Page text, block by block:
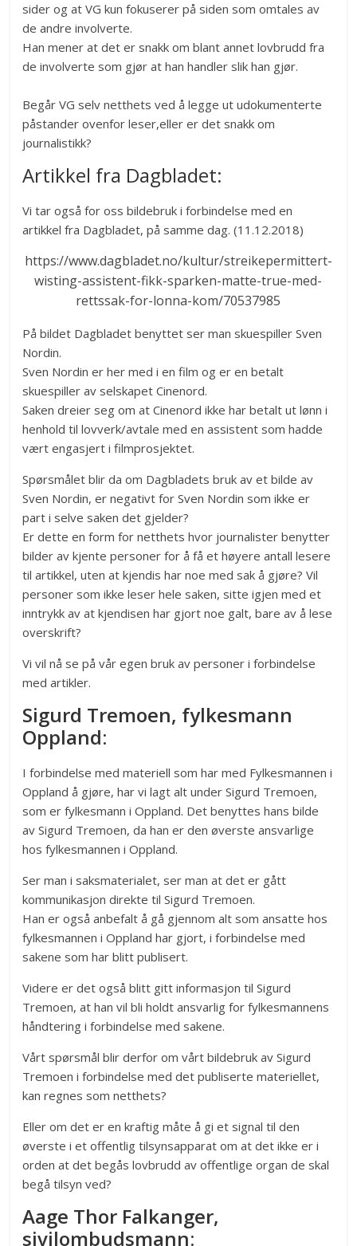
sider og at VG kun fokuserer på siden som omtales av
de andre involverte.
Han mener at det er snakk om blant annet lovbrudd fra
de involverte som gjør at han handler slik han gjør.
Begår VG selv netthets ved å legge ut udokumenterte
påstander ovenfor leser,eller er det snakk om
journalistikk?
Artikkel fra Dagbladet:
Vi tar også for oss bildebruk i forbindelse med en
artikkel fra Dagbladet, på samme dag. (11.12.2018)
https://www.dagbladet.no/kultur/streikepermittert-
wisting-assistent-fikk-sparken-matte-true-med-
rettssak-for-lonna-kom/70537985
På bildet Dagbladet benyttet ser man skuespiller Sven
Nordin.
Sven Nordin er her med i en film og er en betalt
skuespiller av selskapet Cinenord.
Saken dreier seg om at Cinenord ikke har betalt ut lønn i
henhold til lovverk/avtale med en assistent som hadde
vært engasjert i filmprosjektet.
Spørsmålet blir da om Dagbladets bruk av et bilde av
Sven Nordin, er negativt for Sven Nordin som ikke er
part i selve saken det gjelder?
Er dette en form for netthets hvor journalister benytter
bilder av kjente personer for å få et høyere antall lesere
til artikkel, uten at kjendis har noe med sak å gjøre? Vil
personer som ikke leser hele saken, sitte igjen med et
inntrykk av at kjendisen har gjort noe galt, bare av å lese
overskrift?
Vi vil nå se på vår egen bruk av personer i forbindelse
med artikler.
Sigurd Tremoen, fylkesmann
Oppland:
I forbindelse med materiell som har med Fylkesmannen i
Oppland å gjøre, har vi lagt alt under Sigurd Tremoen,
som er fylkesmann i Oppland. Det benyttes hans bilde
av Sigurd Tremoen, da han er den øverste ansvarlige
hos fylkesmannen i Oppland.
Ser man i saksmaterialet, ser man at det er gått
kommunikasjon direkte til Sigurd Tremoen.
Han er også anbefalt å gå gjennom alt som ansatte hos
fylkesmannen i Oppland har gjort, i forbindelse med
sakene som har blitt publisert.
Videre er det også blitt gitt informasjon til Sigurd
Tremoen, at han vil bli holdt ansvarlig for fylkesmannens
håndtering i forbindelse med sakene.
Vårt spørsmål blir derfor om vårt bildebruk av Sigurd
Tremoen i forbindelse med det publiserte materiellet,
kan regnes som netthets?
Eller om det er en kraftig måte å gi et signal til den
øverste i et offentlig tilsynsapparat om at det ikke er i
orden at det begås lovbrudd av offentlige organ de skal
begå tilsyn ved?
Aage Thor Falkanger,
sivilombudsmann: